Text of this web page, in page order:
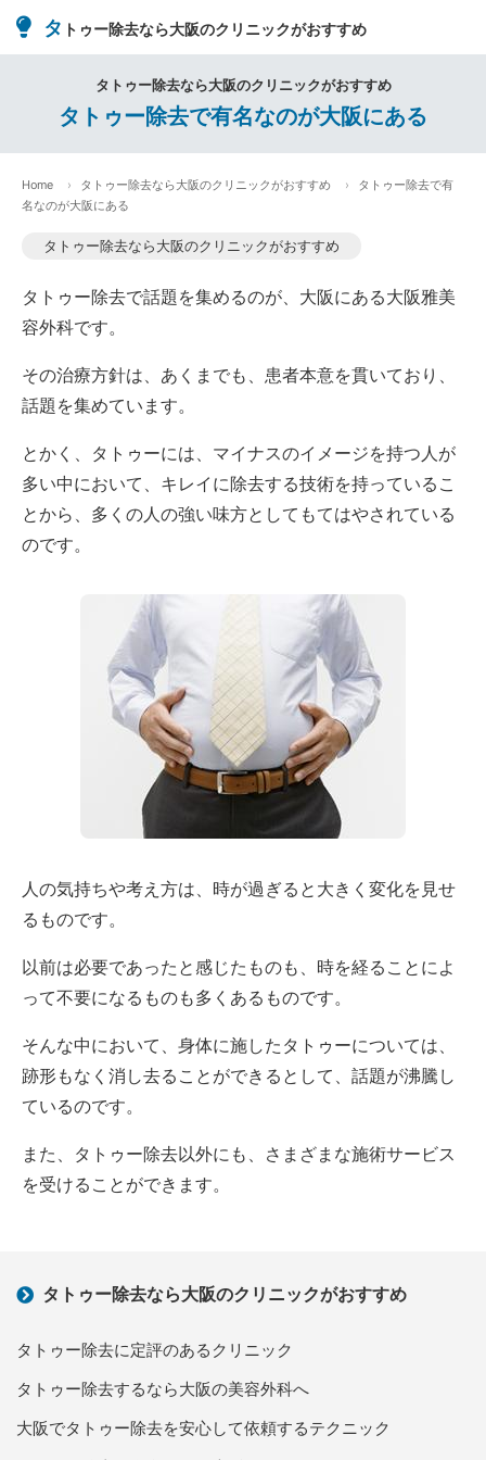
タ トゥー除去なら大阪のクリニックがおすすめ
タトゥー除去なら大阪のクリニックがおすすめ
タトゥー除去で有名なのが大阪にある
Home タトゥー除去なら大阪のクリニックがおすすめ
タトゥー除去で有
名なのが大阪にある
タトゥー除去なら大阪のクリニックがおすすめ
タトゥー除去で話題を集めるのが、大阪にある大阪雅美
容外科です。
その治療方針は、あくまでも、患者本意を貫いており、
話題を集めています。
とかく、タトゥーには、マイナスのイメージを持つ人が
多い中において、キレイに除去する技術を持っているこ
とから、多くの人の強い味方としてもてはやされている
のです。
人の気持ちや考え方は、時が過ぎると大きく変化を見せ
るものです。
以前は必要であったと感じたものも、時を経ることによ
って不要になるものも多くあるものです。
そんな中において、身体に施したタトゥーについては、
跡形もなく消し去ることができるとして、話題が沸騰し
ているのです。
また、タトゥー除去以外にも、さまざまな施術サービス
を受けることができます。
タトゥー除去なら大阪のクリニックがおすすめ
タトゥー除去に定評のあるクリニック
タトゥー除去するなら大阪の美容外科へ
大阪でタトゥー除去を安心して依頼するテクニック